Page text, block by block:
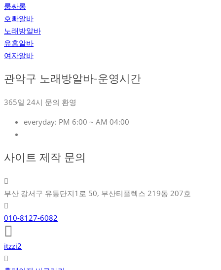
룸싸롱
호빠알바
노래방알바
유흥알바
여자알바
관악구 노래방알바-운영시간
365일 24시 문의 환영
everyday: PM 6:00 ~ AM 04:00
사이트 제작 문의
부산 강서구 유통단지1로 50, 부산티플렉스 219동 207호
010-8127-6082
itzzi2